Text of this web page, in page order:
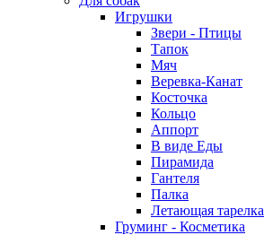
Игрушки
Звери - Птицы
Тапок
Мяч
Веревка-Канат
Косточка
Кольцо
Аппорт
В виде Еды
Пирамида
Гантеля
Палка
Летающая тарелка
Груминг - Косметика